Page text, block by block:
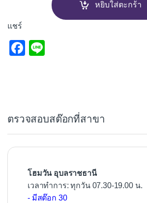
หยิบใส่ตะกร้า
แชร์
F
o
o
ตรวจสอบสต๊อกที่สาขา
โฮมวัน อุบลราชธานี
เวลาทำการ: ทุกวัน 07.30-19.00 น.
- มีสต๊อก 30